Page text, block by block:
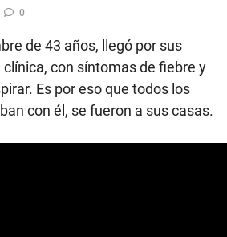
0
de 43 años, llegó por sus
con síntomas de fiebre y
Es por eso que todos los
con él, se fueron a sus casas.